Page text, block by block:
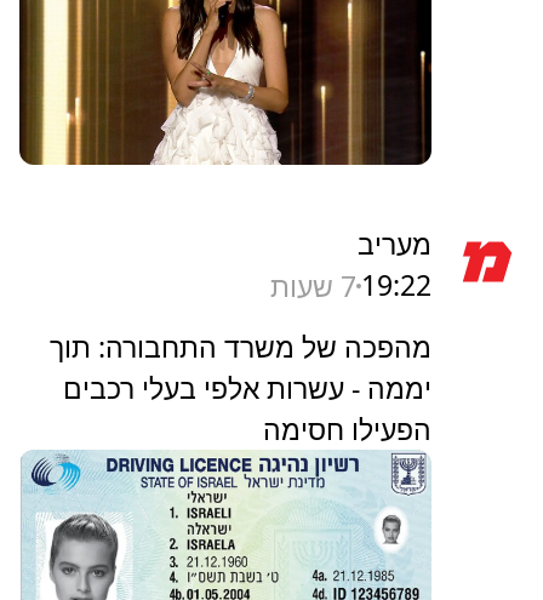
מעריב
19:22 7 שעות
מהפכה של משרד התחבורה: תוך
יממה - עשרות אלפי בעלי רכבים
הפעילו חסימה